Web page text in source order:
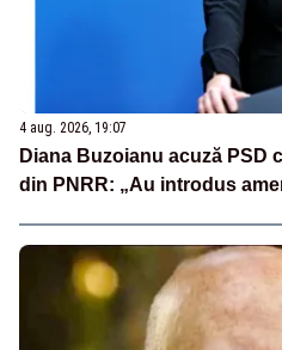
4 aug. 2026, 19:07
Diana Buzoianu acuză PSD
din PNRR: „Au introdus